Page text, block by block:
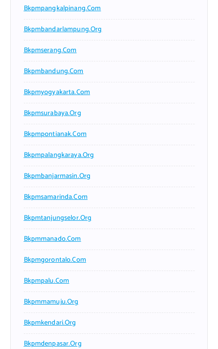
Bkpmpangkalpinang.com
Bkpmbandarlampung.org
Bkpmserang.com
Bkpmbandung.com
Bkpmyogyakarta.com
Bkpmsurabaya.org
Bkpmpontianak.com
Bkpmpalangkaraya.org
Bkpmbanjarmasin.org
Bkpmsamarinda.com
Bkpmtanjungselor.org
Bkpmmanado.com
Bkpmgorontalo.com
Bkpmpalu.com
Bkpmmamuju.org
Bkpmkendari.org
Bkpmdenpasar.org